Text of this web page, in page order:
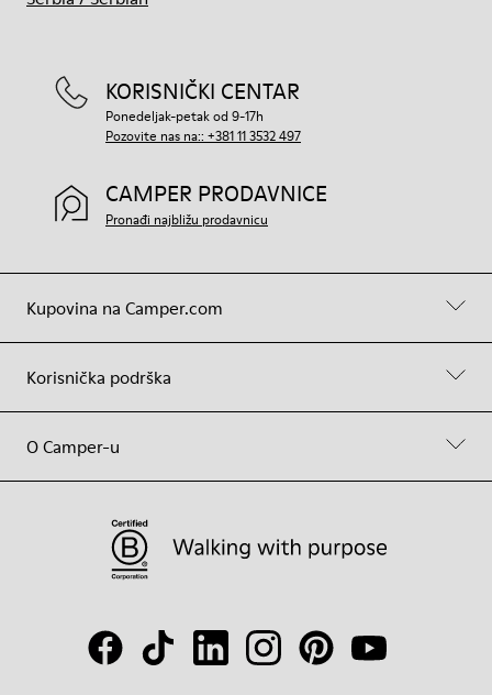
Kupovina na Camper.com
Korisnička podrška
O Camper-u
KORISNIČKI CENTAR
Ponedeljak-petak od 9-17h
Pozovite nas na:: +381 11 3532 497
CAMPER PRODAVNICE
Pronađi najbližu prodavnicu